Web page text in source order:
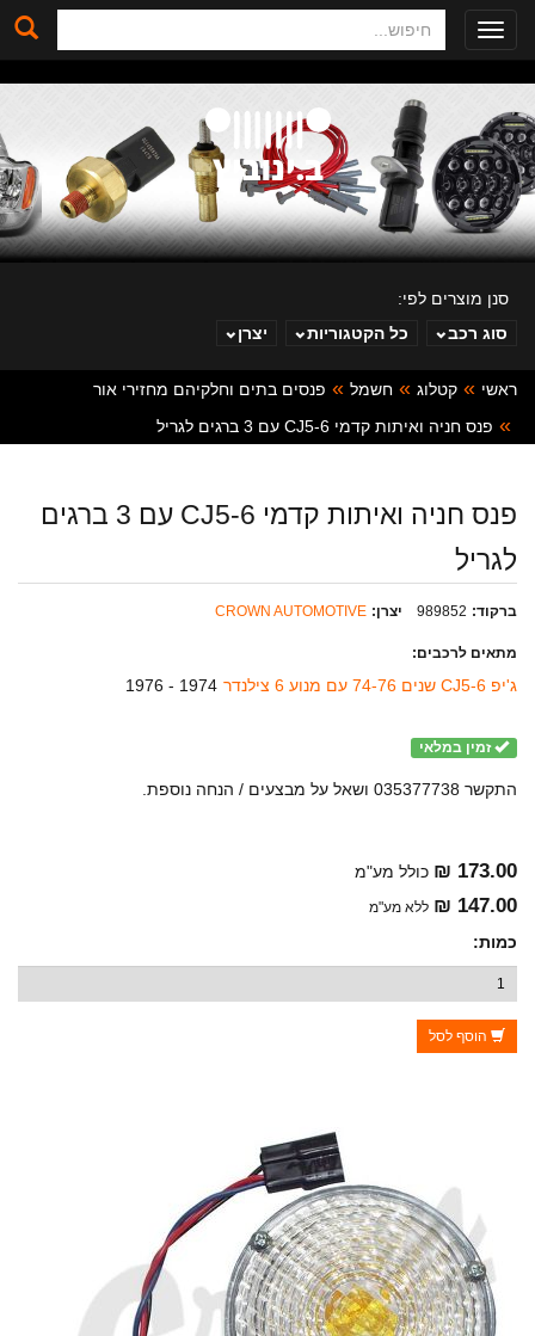
Toggle
navigation
סנן מוצרים לפי:
סוג רכב
כל הקטגוריות יצרן
ראשי קטלוג חשמל
פנסים בתים וחלקיהם מחזירי אור
פנס חניה ואיתות קדמי CJ5-6 עם 3 ברגים לגריל
פנס חניה ואיתות קדמי CJ5-6 עם 3 ברגים
לגריל
ברקוד: 989852 יצרן: CROWN AUTOMOTIVE
מתאים לרכבים:
ג'יפ CJ5-6 שנים 74-76 עם מנוע 6 צילנדר 1974 - 1976
זמין במלאי
התקשר 035377738 ושאל על מבצעים / הנחה נוספת.
173.00 ₪ כולל מע"מ
147.00 ₪ ללא מע"מ
כמות:
הוסף לסל